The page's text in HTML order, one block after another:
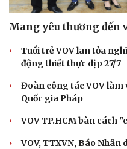
Mang yêu thương đến
Tuổi trẻ VOV lan tỏa
động thiết thực dịp 27/7
Đoàn công tác VOV làm
Quốc gia Pháp
VOV TP.HCM bàn cách
VOV, TTXVN, Báo